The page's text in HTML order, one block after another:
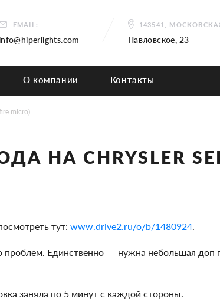
EMAIL: 143541,
Павловское, 23
О компании Контакты
micro)
НА CHRYSLER
тут: www.drive2.ru/o/b/1480924.
проблем. Единственно — нужна небольшая доп
заняла по 5 минут с каждой стороны.